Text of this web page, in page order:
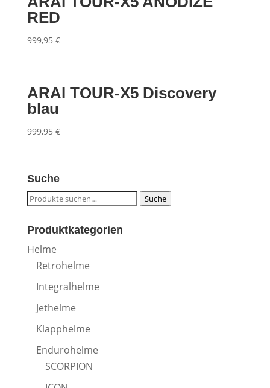
RED
999,95 €
ARAI TOUR-X5 Discovery
blau
999,95 €
Suche
Suche
Suche
Produktkategorien
Helme
Retrohelme
Integralhelme
Jethelme
Klapphelme
Endurohelme
SCORPION